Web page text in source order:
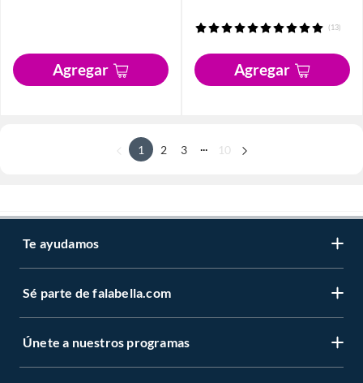
Agregar
(13)
Agregar
1 2 3 ... 10
Te ayudamos
Sé parte de falabella.com
Únete a nuestros programas